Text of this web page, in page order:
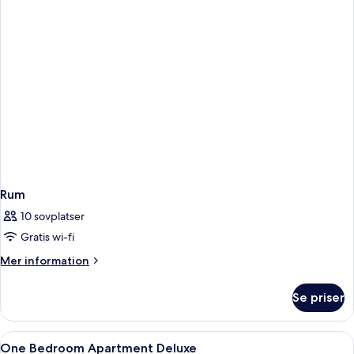
Rum
10 sovplatser
Gratis wi-fi
Mer information
Mer
Se priser
Öppna
Ett hotellrum med en säng, en
5
One Bedroom Apartment Deluxe